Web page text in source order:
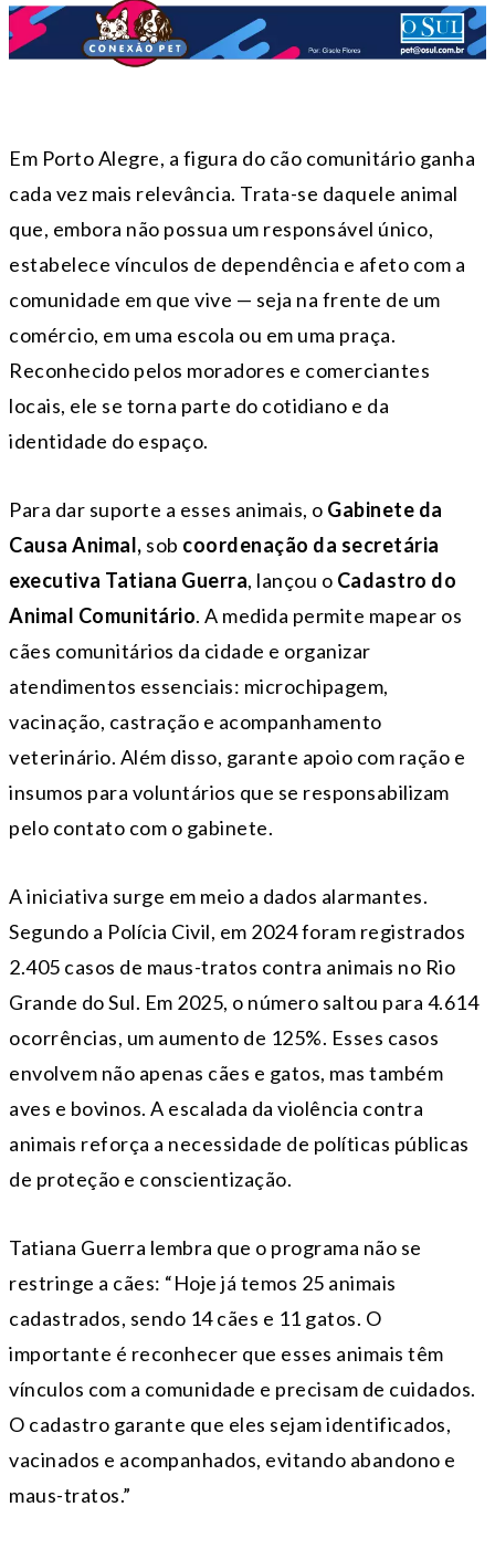
Em Porto Alegre, a figura do cão comunitário ganha
cada vez mais relevância. Trata-se daquele animal
que, embora não possua um responsável único,
estabelece vínculos de dependência e afeto com a
comunidade em que vive — seja na frente de um
comércio, em uma escola ou em uma praça.
Reconhecido pelos moradores e comerciantes
locais, ele se torna parte do cotidiano e da
identidade do espaço.
Para dar suporte a esses animais, o Gabinete da
Causa Animal, sob coordenação da secretária
executiva Tatiana Guerra, lançou o Cadastro do
Animal Comunitário. A medida permite mapear os
cães comunitários da cidade e organizar
atendimentos essenciais: microchipagem,
vacinação, castração e acompanhamento
veterinário. Além disso, garante apoio com ração e
insumos para voluntários que se responsabilizam
pelo contato com o gabinete.
A iniciativa surge em meio a dados alarmantes.
Segundo a Polícia Civil, em 2024 foram registrados
2.405 casos de maus-tratos contra animais no Rio
Grande do Sul. Em 2025, o número saltou para 4.614
ocorrências, um aumento de 125%. Esses casos
envolvem não apenas cães e gatos, mas também
aves e bovinos. A escalada da violência contra
animais reforça a necessidade de políticas públicas
de proteção e conscientização.
Tatiana Guerra lembra que o programa não se
restringe a cães: “Hoje já temos 25 animais
cadastrados, sendo 14 cães e 11 gatos. O
importante é reconhecer que esses animais têm
vínculos com a comunidade e precisam de cuidados.
O cadastro garante que eles sejam identificados,
vacinados e acompanhados, evitando abandono e
maus-tratos.”